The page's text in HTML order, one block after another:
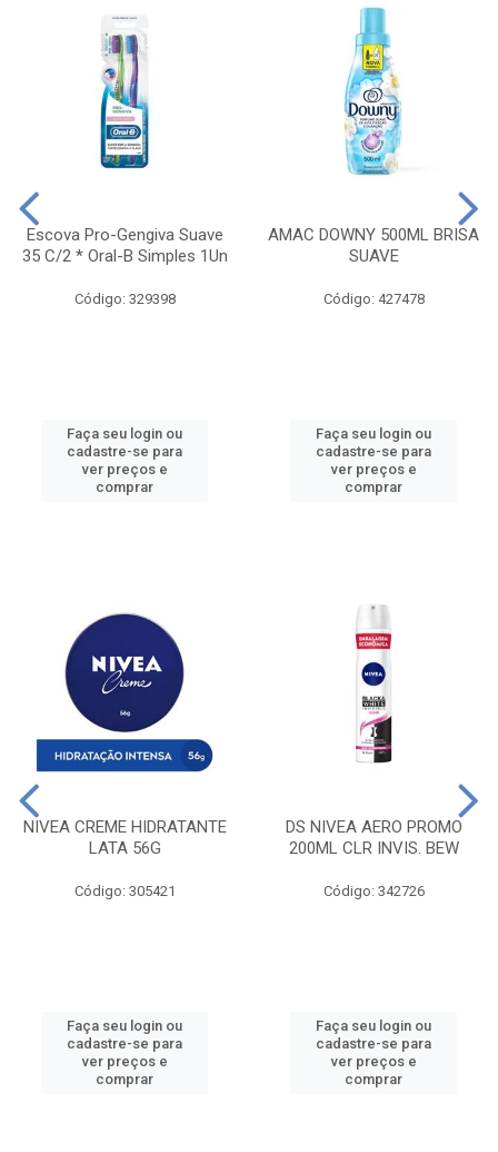
Escova Pro-Gengiva Suave
35 C/2 * Oral-B Simples 1Un
Código: 329398
Faça seu login ou
cadastre-se para
ver preços e
comprar
AMAC DOWNY 500ML BRISA
SUAVE
Código: 427478
Faça seu login ou
cadastre-se para
ver preços e
comprar
NIVEA CREME HIDRATANTE
LATA 56G
Código: 305421
Faça seu login ou
cadastre-se para
ver preços e
comprar
DS NIVEA AERO PROMO
200ML CLR INVIS. BEW
Código: 342726
Faça seu login ou
cadastre-se para
ver preços e
comprar